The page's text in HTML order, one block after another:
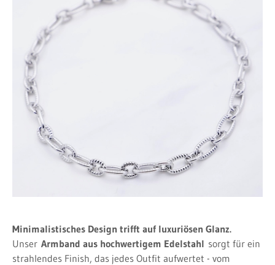
Minimalistisches Design trifft auf luxuriösen Glanz.
Unser Armband aus hochwertigem Edelstahl sorgt für ein
strahlendes Finish, das jedes Outfit aufwertet - vom